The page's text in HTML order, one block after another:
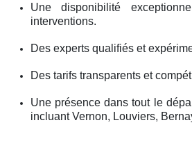
Une disponibilité
interventions.
Des experts qualifiés et
Des tarifs transparents et
Une présence dans tout le
incluant Vernon, Louviers,